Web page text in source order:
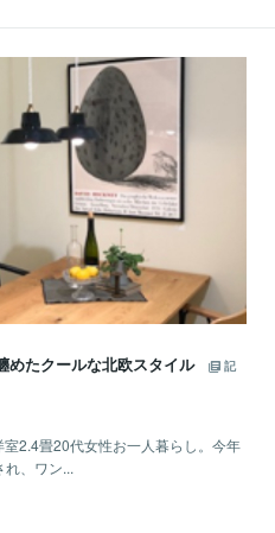
めたクールな北欧スタイル
記
室2.4畳20代女性お一人暮らし。今年
れ、ワン...